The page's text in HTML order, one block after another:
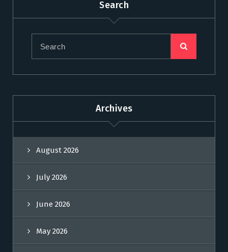
Search
Archives
August 2026
July 2026
June 2026
May 2026